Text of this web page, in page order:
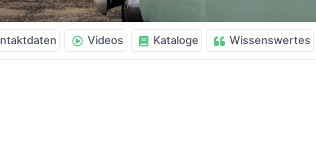
Videos Kataloge Wissenswertes